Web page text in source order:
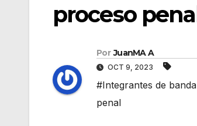
proceso
Por JuanMA A
OCT 9, 2023
#Integrantes de
penal